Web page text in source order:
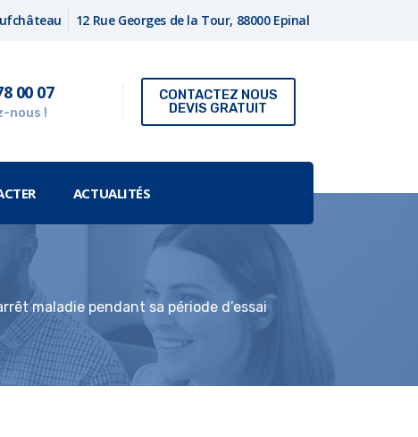
12 Rue Georges de la Tour, 88000 Epinal
00 07
nous !
CONTACTEZ NOUS
DEVIS GRATUIT
ACTUALITÉS
maladie pendant sa période d’essai